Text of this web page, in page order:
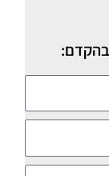
בהקדם: